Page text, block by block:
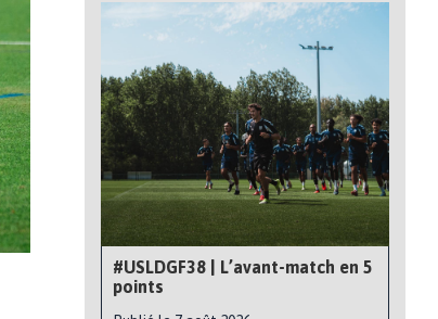
#USLDGF38 | L’avant-match en 5
points